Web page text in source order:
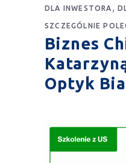
DLA INWESTORA ,
SZCZEGÓLNIE
Biznes
Optyk